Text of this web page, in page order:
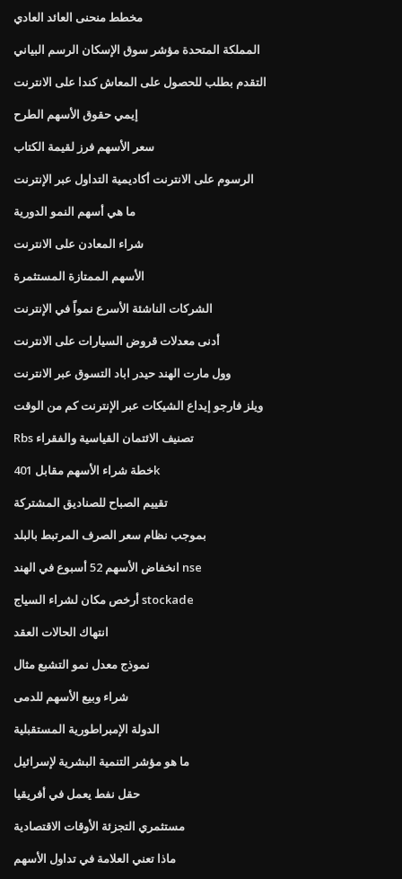
مخطط منحنى العائد العادي
المملكة المتحدة مؤشر سوق الإسكان الرسم البياني
التقدم بطلب للحصول على المعاش كندا على الانترنت
إيمي حقوق الأسهم الطرح
سعر الأسهم فرز لقيمة الكتاب
الرسوم على الانترنت أكاديمية التداول عبر الإنترنت
ما هي أسهم النمو الدورية
شراء المعادن على الانترنت
الأسهم الممتازة المستثمرة
الشركات الناشئة الأسرع نمواً في الإنترنت
أدنى معدلات قروض السيارات على الانترنت
وول مارت الهند حيدر اباد التسوق عبر الانترنت
ويلز فارجو إيداع الشيكات عبر الإنترنت كم من الوقت
Rbs تصنيف الائتمان القياسية والفقراء
خطة شراء الأسهم مقابل 401k
تقييم الصباح للصناديق المشتركة
بموجب نظام سعر الصرف المرتبط بالبلد
انخفاض الأسهم 52 أسبوع في الهند nse
أرخص مكان لشراء السياج stockade
انتهاك الحالات العقد
نموذج معدل نمو التشبع مثال
شراء وبيع الأسهم للدمى
الدولة الإمبراطورية المستقبلية
ما هو مؤشر التنمية البشرية لإسرائيل
حقل نفط يعمل في أفريقيا
مستثمري التجزئة الأوقات الاقتصادية
ماذا تعني العلامة في تداول الأسهم